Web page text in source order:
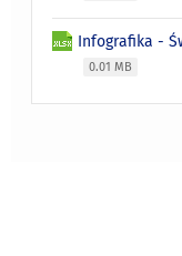
Infografika -
0.01 MB